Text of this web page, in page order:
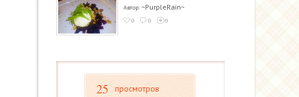
Автор: ~PurpleRain~
0 0 0
25 просмотров